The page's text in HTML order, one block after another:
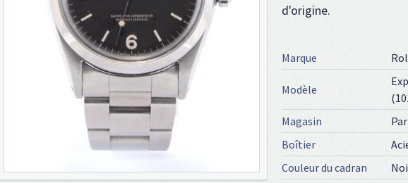
d'origine.
Marque
Modèle
Magasin
Boîtier
Couleur du cadran